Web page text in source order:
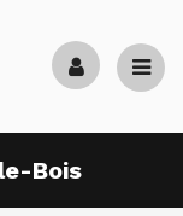
Bois